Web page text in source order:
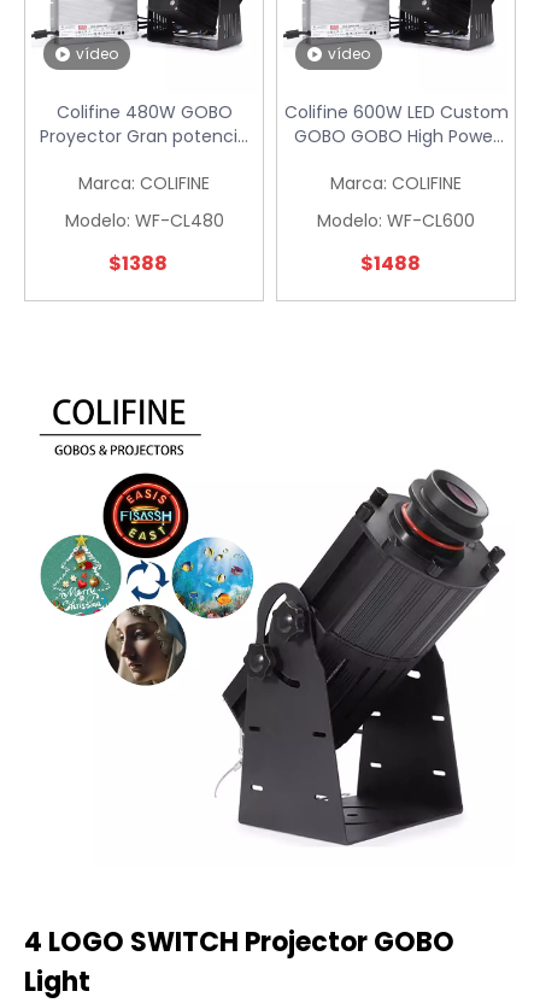
vídeo
Colifine 480W GOBO
Proyector Gran potencia
LIGHT PARA LA INDUSTRE
Marca: COLIFINE
Modelo: WF-CL480
$1388
vídeo
Colifine 600W LED Custom
GOBO GOBO High Power
Iluminación para la
industria de la industria
Publicidad al aire libre a
gran escala WF-CL600
Marca: COLIFINE
Modelo: WF-CL600
$1488
4 LOGO SWITCH Projector GOBO
Light